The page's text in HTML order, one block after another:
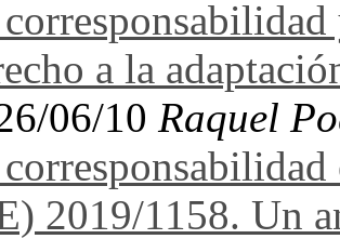
a la
06/10 Raquel
2019/1158. Un